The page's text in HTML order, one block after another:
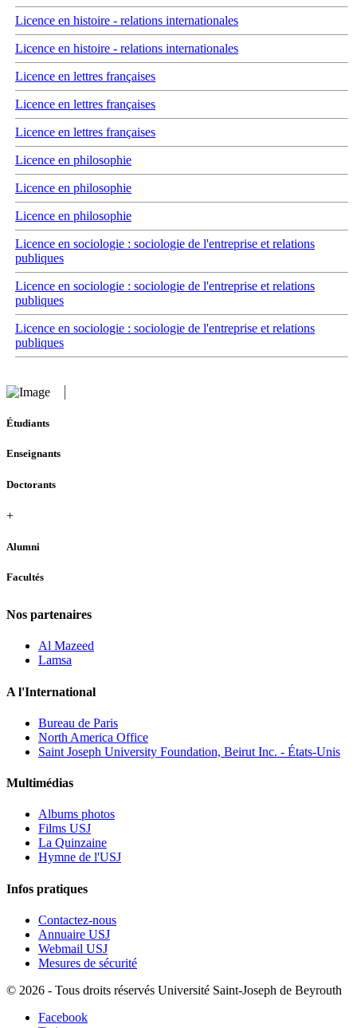
Licence en histoire - relations internationales
Licence en histoire - relations internationales
Licence en lettres françaises
Licence en lettres françaises
Licence en lettres françaises
Licence en philosophie
Licence en philosophie
Licence en philosophie
Licence en sociologie : sociologie de l'entreprise et relations
publiques
Licence en sociologie : sociologie de l'entreprise et relations
publiques
Licence en sociologie : sociologie de l'entreprise et relations
publiques
Étudiants
Enseignants
Doctorants
+
Alumni
Facultés
Nos partenaires
Al Mazeed
Lamsa
A l'International
Bureau de Paris
North America Office
Saint Joseph University Foundation, Beirut Inc. - États-Unis
Multimédias
Albums photos
Films USJ
La Quinzaine
Hymne de l'USJ
Infos pratiques
Contactez-nous
Annuaire USJ
Webmail USJ
Mesures de sécurité
© 2026 - Tous droits réservés Université Saint-Joseph de Beyrouth
Facebook